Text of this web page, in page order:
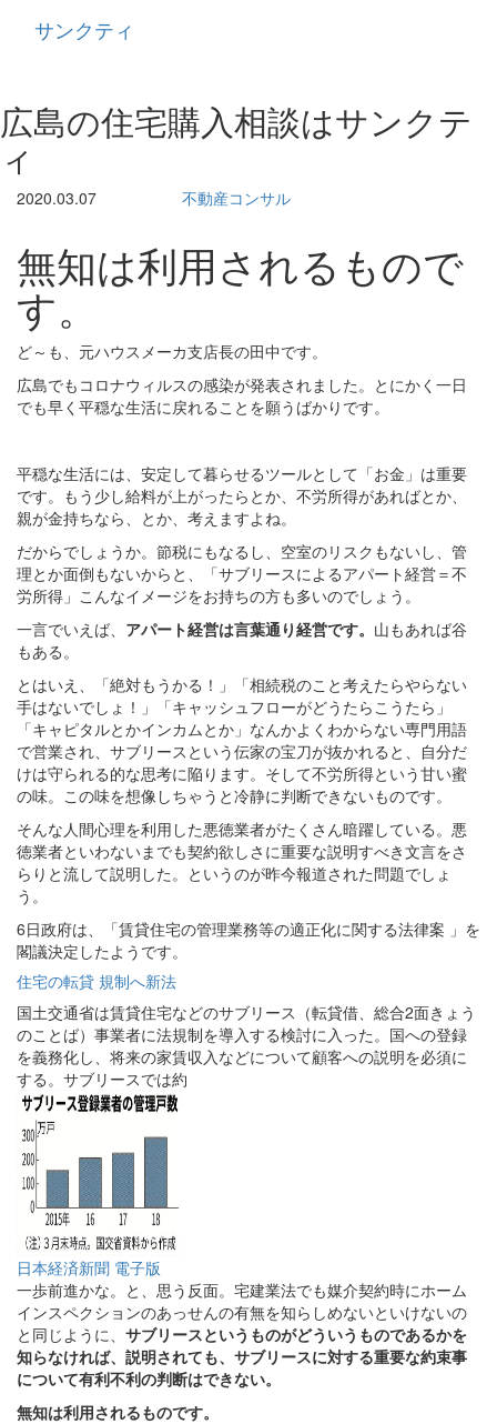
サンクティ
広島の住宅購入相談はサンクテ
ィ
2020.03.07 不動産コンサル
無知は利用されるもので
す。
ど～も、元ハウスメーカ支店長の田中です。
広島でもコロナウィルスの感染が発表されました。とにかく一日
でも早く平穏な生活に戻れることを願うばかりです。
平穏な生活には、安定して暮らせるツールとして「お金」は重要
です。もう少し給料が上がったらとか、不労所得があればとか、
親が金持ちなら、とか、考えますよね。
だからでしょうか。節税にもなるし、空室のリスクもないし、管
理とか面倒もないからと、「サブリースによるアパート経営＝不
労所得」こんなイメージをお持ちの方も多いのでしょう。
一言でいえば、 アパート経営は言葉通り経営です。 山もあれば谷
もある。
とはいえ、「絶対もうかる！」「相続税のこと考えたらやらない
手はないでしょ！」「キャッシュフローがどうたらこうたら」
「キャピタルとかインカムとか」なんかよくわからない専門用語
で営業され、サブリースという伝家の宝刀が抜かれると、自分だ
けは守られる的な思考に陥ります。そして不労所得という甘い蜜
の味。この味を想像しちゃうと冷静に判断できないものです。
そんな人間心理を利用した悪徳業者がたくさん暗躍している。悪
徳業者といわないまでも契約欲しさに重要な説明すべき文言をさ
らりと流して説明した。というのが昨今報道された問題でしょ
う。
6日政府は、「賃貸住宅の管理業務等の適正化に関する法律案 」を
閣議決定したようです。
住宅の転貸 規制へ新法
国土交通省は賃貸住宅などのサブリース（転貸借、総合2面きょう
のことば）事業者に法規制を導入する検討に入った。国への登録
を義務化し、将来の家賃収入などについて顧客への説明を必須に
する。サブリースでは約
日本経済新聞 電子版
一歩前進かな。と、思う反面。宅建業法でも媒介契約時にホーム
インスペクションのあっせんの有無を知らしめないといけないの
と同じように、 サブリースというものがどういうものであるかを
知らなければ、説明されても、サブリースに対する重要な約束事
について有利不利の判断はできない。
無知は利用されるものです。